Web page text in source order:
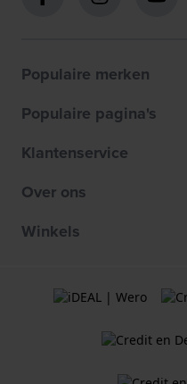
Populaire merken
Populaire pagina's
Klantenservice
Over ons
Winkels